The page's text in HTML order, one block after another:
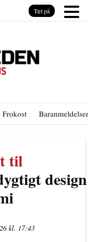
Frokost Baranmeldelser
til
kl. 17:43
Tæt på